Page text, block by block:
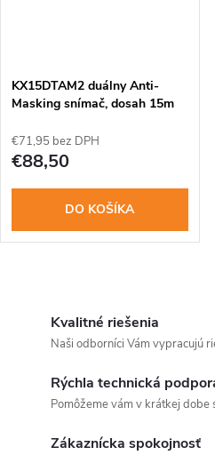
KX15DTAM2 duálny Anti-
Masking snímač, dosah 15m
€71,95 bez DPH
€88,50
DO KOŠÍKA
Kvalitné riešenia
Naši odborníci Vám vypracujú
Rýchla technická
Pomôžeme vám v krátkej dobe
Zákaznícka spokojnosť